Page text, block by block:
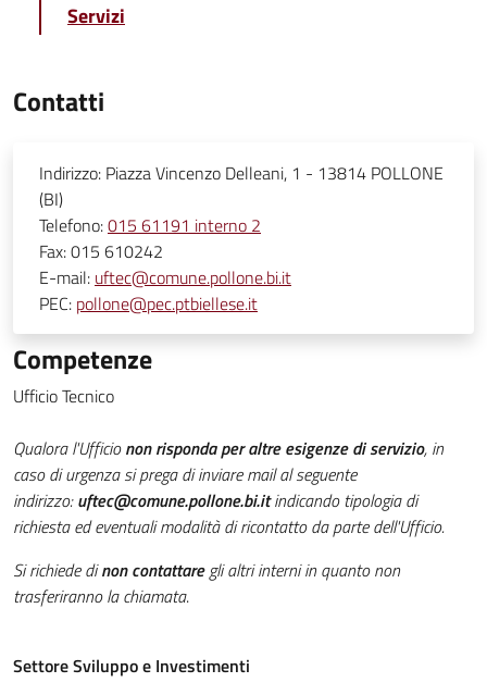
Servizi
Contatti
Indirizzo: Piazza Vincenzo Delleani, 1 - 13814 POLLONE
(BI)
Telefono:015 61191 interno 2
Fax:015 610242
E-mail: uftec@comune.pollone.bi.it
PEC: pollone@pec.ptbiellese.it
Competenze
Ufficio Tecnico
Qualora l'Ufficionon risponda per altre esigenze di servizio, in
caso di urgenza si prega di inviare mail al seguente
indirizzo:uftec@comune.pollone.bi.itindicando tipologia di
richiesta ed eventuali modalità di ricontatto da parte dell'Ufficio.
Si richiede dinon contattaregli altri interni in quanto non
trasferiranno la chiamata.
Settore Sviluppo e Investimenti